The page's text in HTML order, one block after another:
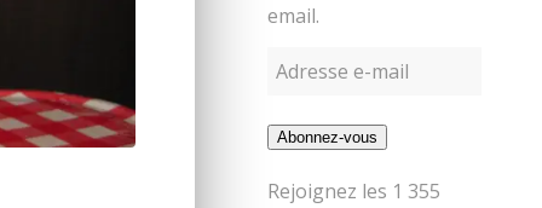
email.
Abonnez-vous
Rejoignez les 1 355